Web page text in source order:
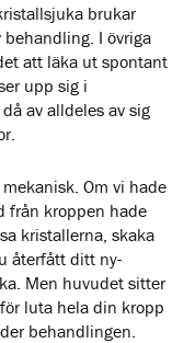
brukar
I övriga
att läka ut spontant
upp sig i
av alldeles av sig
Om vi hade
från kroppen hade
kristallerna, skaka
återfått ditt ny-
Men huvudet sitter
luta hela din kropp
behandlingen.